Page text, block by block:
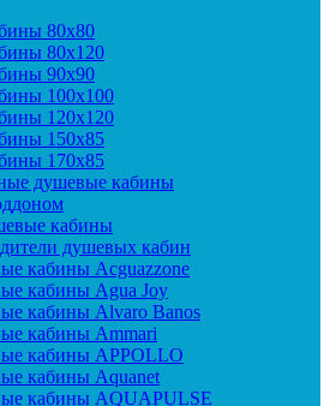
80x80
80x120
90х90
100x100
120x120
150x85
170x85
душевые кабины
кабины
душевых кабин
кабины Acguazzone
кабины Agua Joy
кабины Alvaro Banos
кабины Ammari
кабины APPOLLO
кабины Aquanet
кабины AQUAPULSE